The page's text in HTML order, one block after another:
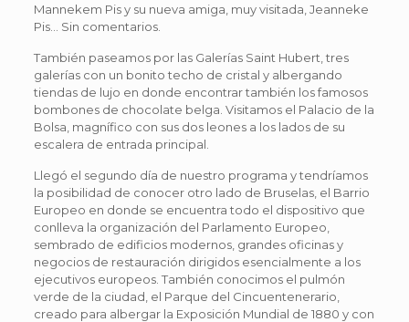
Mannekem Pis y su nueva amiga, muy visitada, Jeanneke
Pis… Sin comentarios.
También paseamos por las Galerías Saint Hubert, tres
galerías con un bonito techo de cristal y albergando
tiendas de lujo en donde encontrar también los famosos
bombones de chocolate belga. Visitamos el Palacio de la
Bolsa, magnífico con sus dos leones a los lados de su
escalera de entrada principal.
Llegó el segundo día de nuestro programa y tendríamos
la posibilidad de conocer otro lado de Bruselas, el Barrio
Europeo en donde se encuentra todo el dispositivo que
conlleva la organización del Parlamento Europeo,
sembrado de edificios modernos, grandes oficinas y
negocios de restauración dirigidos esencialmente a los
ejecutivos europeos. También conocimos el pulmón
verde de la ciudad, el Parque del Cincuentenerario,
creado para albergar la Exposición Mundial de 1880 y con